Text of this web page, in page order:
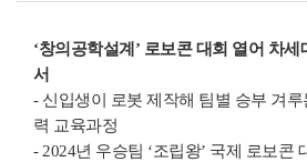
‘창의공학설계’ 로보콘 대회 열어 차
서
- 신입생이 로봇 제작해 팀별 승부 겨
력 교육과정
- 2024년 우승팀 ‘조립왕’ 국제 로보콘